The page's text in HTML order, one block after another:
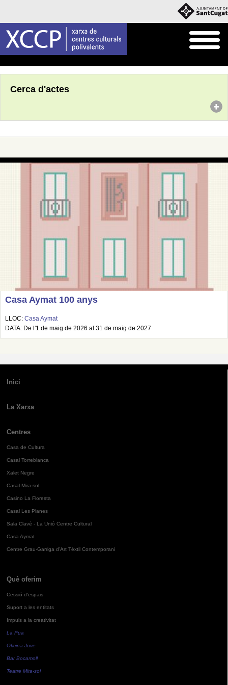
Cerca d'actes
Casa Aymat 100 anys
LLOC: Casa Aymat
DATA: De l'1 de maig de 2026 al 31 de maig de 2027
Inici
La Xarxa
Centres
Casa de Cultura
Casal Torreblanca
Xalet Negre
Casal Mira-sol
Casino La Floresta
Casal Les Planes
Sala Clavé - La Unió Centre Cultural
Casa Aymat
Centre Grau-Garriga d'Art Tèxtil Contemporani
Què oferim
Cessió d'espais
Suport a les entitats
Impuls a la creativitat
La Pua
Oficina Jove
Bar Bocamoll
Teatre Mira-sol